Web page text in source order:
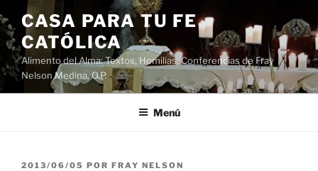
Saltar
al
contenido
CASA PARA TU FE
CATÓLICA
Alimento del Alma: Textos, Homilias, Conferencias de Fray
Nelson Medina, O.P.
Menú
PUBLICADO
2013/06/05 POR FRAY NELSON